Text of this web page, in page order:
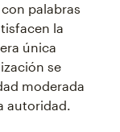
palabras
la
única
se
moderada
autoridad.